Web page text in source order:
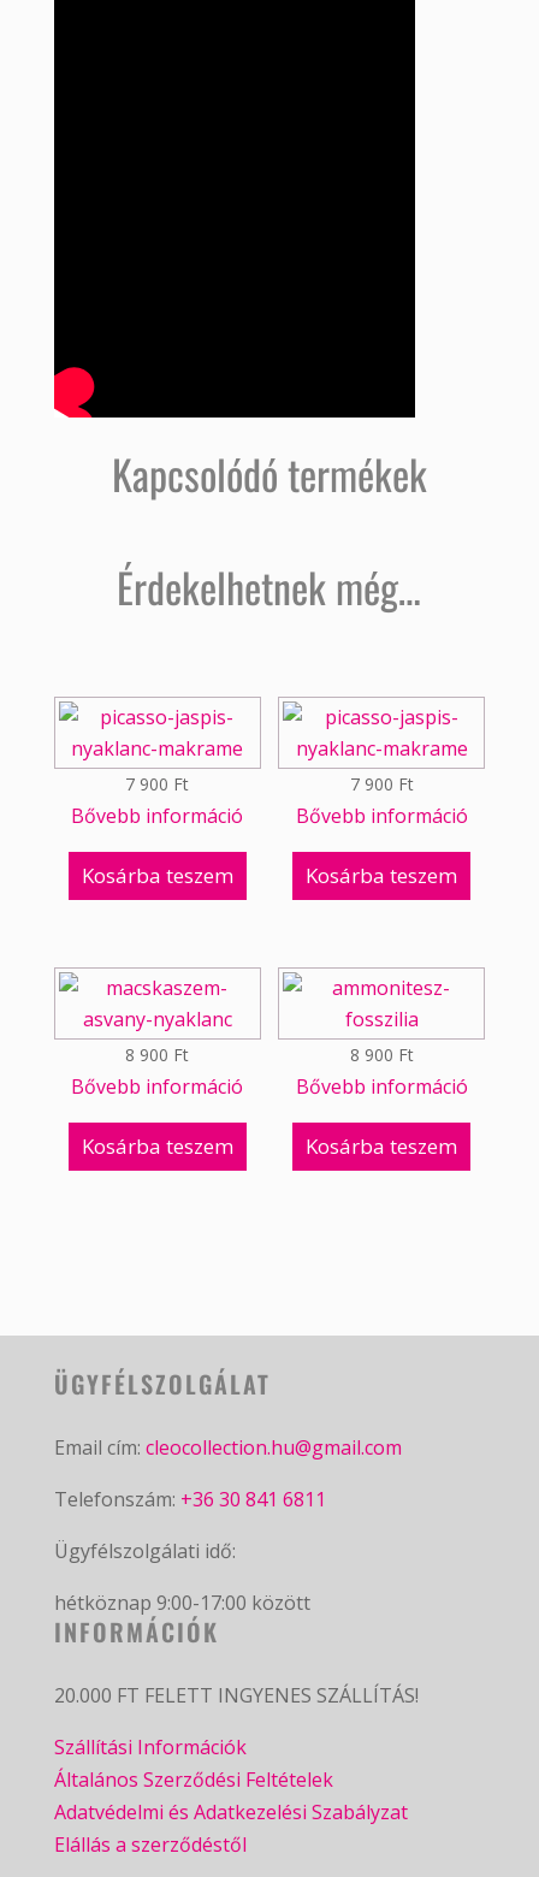
Kapcsolódó termékek
Érdekelhetnek még…
7 900 Ft
Bővebb információ
Kosárba teszem
7 900 Ft
Bővebb információ
Kosárba teszem
8 900 Ft
Bővebb információ
Kosárba teszem
8 900 Ft
Bővebb információ
Kosárba teszem
ÜGYFÉLSZOLGÁLAT
Email cím: cleocollection.hu@gmail.com
Telefonszám: +36 30 841 6811
Ügyfélszolgálati idő:
hétköznap 9:00-17:00 között
INFORMÁCIÓK
20.000 FT FELETT INGYENES SZÁLLÍTÁS!
Szállítási Információk
Általános Szerződési Feltételek
Adatvédelmi és Adatkezelési Szabályzat
Elállás a szerződéstől